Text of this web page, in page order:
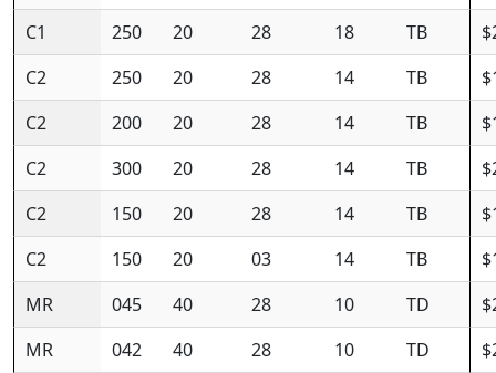
C1
250 20 28 18 TB
C2
250 20 28 14 TB
C2
200 20 28 14 TB
C2
300 20 28 14 TB
C2
150 20 28 14 TB
C2
150 20 03 14 TB
MR
045 40 28 10 TD
MR
042 40 28 10 TD